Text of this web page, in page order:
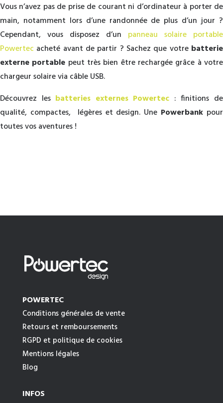
Vous n’avez pas de prise de courant ni d’ordinateur à porter de
main, notamment lors d’une randonnée de plus d’un jour ?
Cependant, vous disposez d’un panneau solaire portable
Powertec acheté avant de partir ? Sachez que votre batterie
externe portable peut très bien être rechargée grâce à votre
chargeur solaire via câble USB.
Découvrez les batteries externes Powertec : finitions de
qualité, compactes, légères et design. Une Powerbank pour
toutes vos aventures !
POWERTEC
Conditions générales de vente
Retours et remboursements
RGPD et politique de cookies
Mentions légales
Blog
INFOS